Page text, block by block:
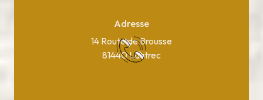
Adresse
14 Route de Brousse
81440 Lautrec